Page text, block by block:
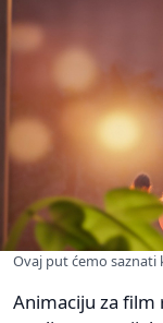
Ovaj put ćemo saznati
Animaciju za film